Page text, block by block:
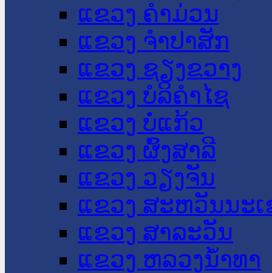
ແຂວງ ຄໍາມ່ວນ
ແຂວງ ຈໍາປາສັກ
ແຂວງ ຊຽງຂວາງ
ແຂວງ ບໍລິຄໍາໄຊ
ແຂວງ ບໍ່ແກ້ວ
ແຂວງ ຜົ້ງສາລີ
ແຂວງ ວຽງຈັນ
ແຂວງ ສະຫວັນນະ
ແຂວງ ສາລະວັນ
ແຂວງ ຫລວງນໍ້າທາ